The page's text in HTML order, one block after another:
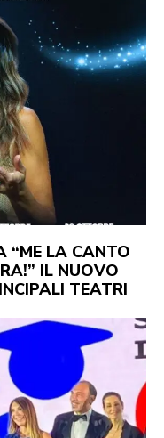
“ME LA CANTO
IL NUOVO
TEATRI